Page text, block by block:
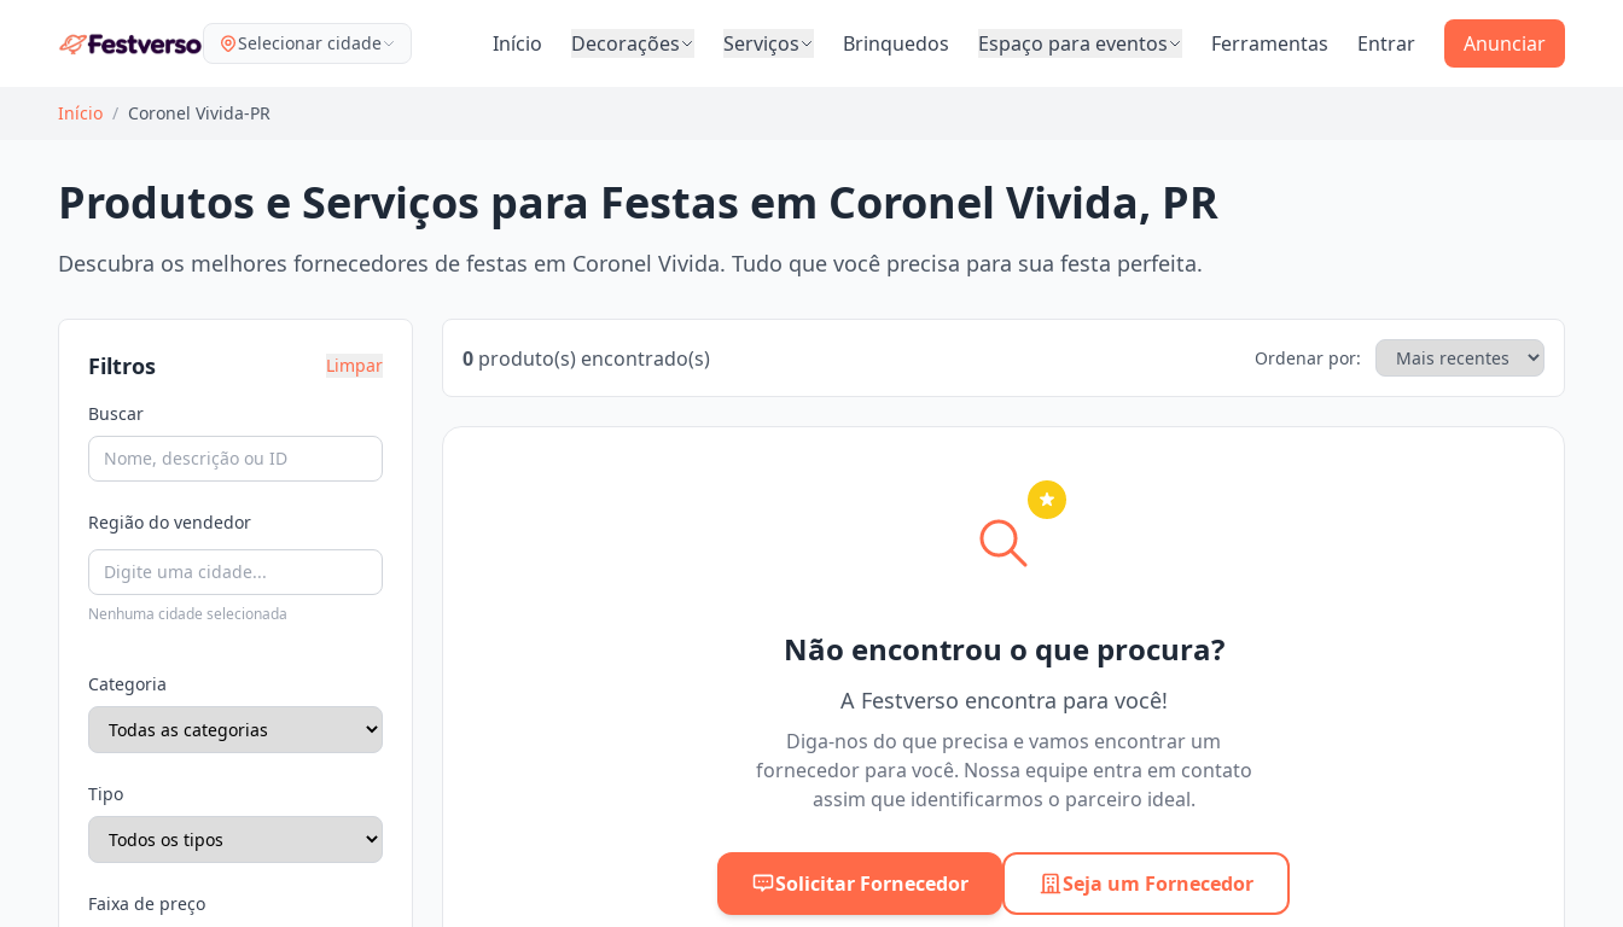
Selecionar cidade Início Decorações Serviços Brinquedos Espaço para eventos Ferramentas Entrar Anunciar
Início / Coronel Vivida-PR
Produtos e Serviços para Festas em Coronel Vivida, PR
Descubra os melhores fornecedores de festas em Coronel Vivida. Tudo que você precisa para sua festa perfeita.
Filtros Limpar
Buscar
Região do vendedor
Nenhuma cidade selecionada
Categoria
Tipo
Faixa de preço
0 produto(s) encontrado(s) Ordenar por:
Não encontrou o que procura?
A Festverso encontra para você!
Diga-nos do que precisa e vamos encontrar um
fornecedor para você. Nossa equipe entra em contato
assim que identificarmos o parceiro ideal.
Solicitar Fornecedor Seja um Fornecedor